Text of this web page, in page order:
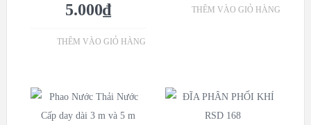
5.000₫
THÊM VÀO GIỎ HÀNG
THÊM VÀO GIỎ HÀNG